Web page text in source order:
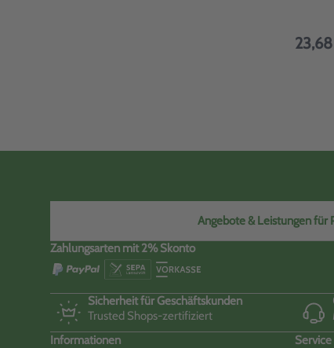
Angebote & Leistungen für
Zahlungsarten mit 2% Skonto
Sicherheit für Geschäftskunden
Trusted Shops-zertifiziert
Informationen
Service